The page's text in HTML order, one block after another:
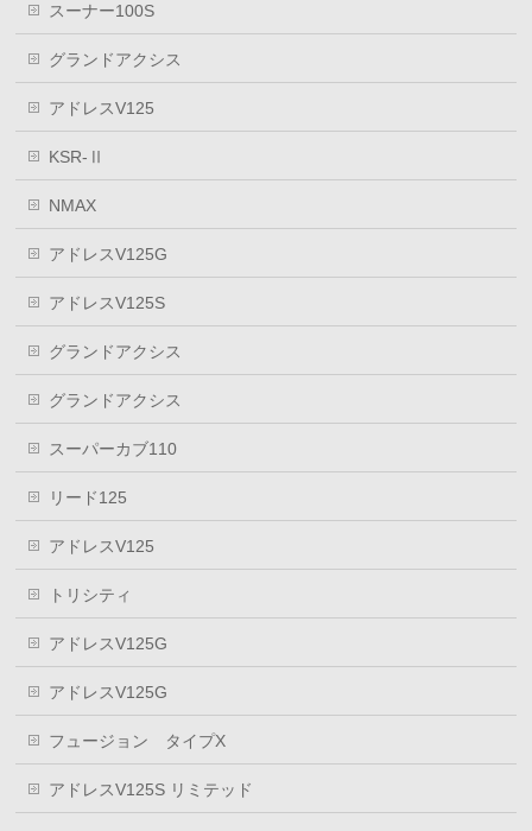
スーナー100S
グランドアクシス
アドレスV125
KSR-Ⅱ
NMAX
アドレスV125G
アドレスV125S
グランドアクシス
グランドアクシス
スーパーカブ110
リード125
アドレスV125
トリシティ
アドレスV125G
アドレスV125G
フュージョン タイプX
アドレスV125S リミテッド